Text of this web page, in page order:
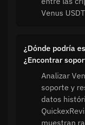
Venus
¿Dónde podría
¿Encontrar
Analizar
soporte y
datos
muestran